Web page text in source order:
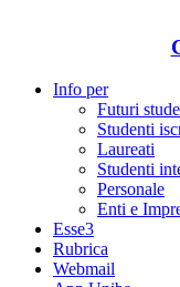
Info per
Futuri
Studenti
Laureati
Studenti
Personale
Enti e
Esse3
Rubrica
Webmail